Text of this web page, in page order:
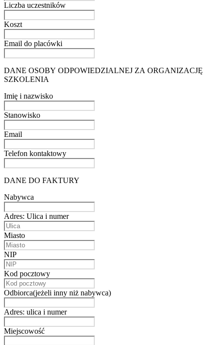
Liczba uczestników
Koszt
Email do placówki
DANE OSOBY ODPOWIEDZIALNEJ ZA ORGANIZACJĘ
SZKOLENIA
Imię i nazwisko
Stanowisko
Email
Telefon kontaktowy
DANE DO FAKTURY
Nabywca
Adres: Ulica i numer
Miasto
NIP
Kod pocztowy
Odbiorca(jeżeli inny niż nabywca)
Adres: ulica i numer
Miejscowość